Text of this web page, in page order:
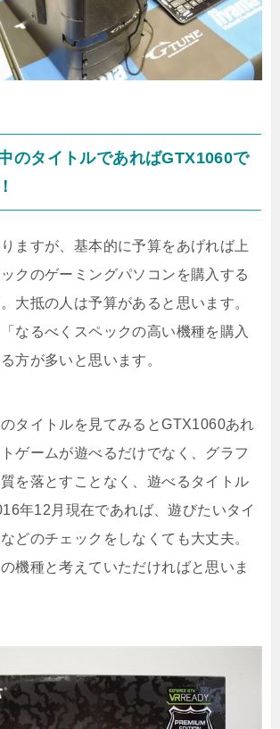
のタイトルであればGTX1060で
ますが、基本的に予算をあげれば上
クのゲーミングパソコンを購入する
大抵の人は予算があると思います。
なるべくスペックの高い機種を購入
方が多いと思います。
タイトルを見てみるとGTX1060あれ
ゲームが遊べるだけでなく、グラフ
を落とすことなく、遊べるタイトル
年12月現在であれば、遊びたいタイ
どのチェックをしなくても大丈夫。
機種と考えていただければと思いま